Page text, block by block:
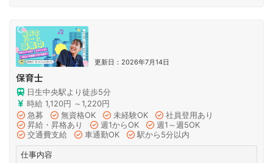
更新日：2026年7月14日
保育士
日生中央駅より徒歩5分
時給 1,120円 ～1,220円
急募
無資格OK 未経験OK
社員登用あり
昇給・昇格あり
週1からOK
週1～週5OK
交通費支給
車通勤OK 駅から5分以内
仕事内容